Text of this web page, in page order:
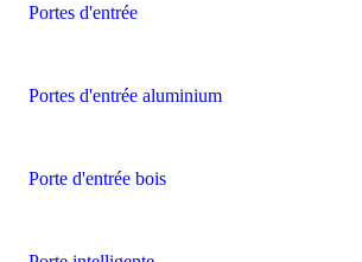
Portes d'entrée
Portes d'entrée aluminium
Porte d'entrée bois